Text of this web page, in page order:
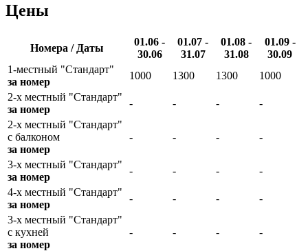
Цены
Номера / Даты
01.06 -
30.06
01.07 -
31.07
01.08 -
31.08
01.09 -
30.09
1-местный "Стандарт"
за номер
1000 1300 1300
1000
2-х местный "Стандарт"
за номер
- - -
-
2-х местный "Стандарт"
с балконом
за номер
- - - -
3-х местный "Стандарт"
за номер
- - -
-
4-х местный "Стандарт"
за номер
- - -
-
3-х местный "Стандарт"
с кухней
за номер
- - - -